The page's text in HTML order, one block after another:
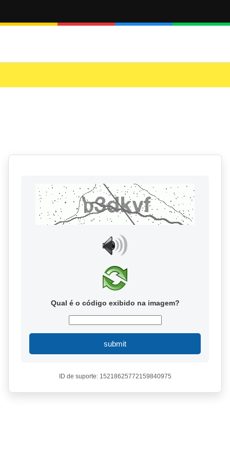
Qual é o código exibido na imagem?
submit
ID de suporte: 15218625772159840975